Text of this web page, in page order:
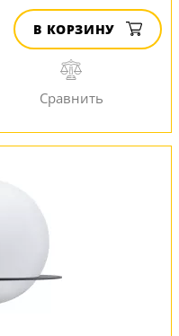
В КОРЗИНУ